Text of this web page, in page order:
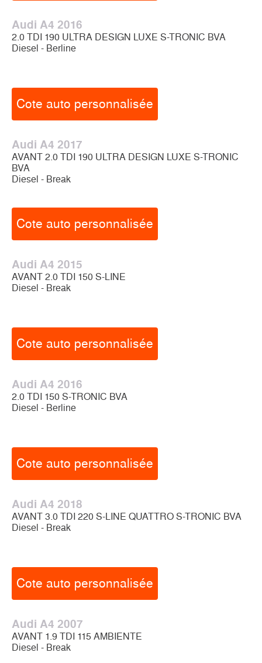
Audi A4 2016
2.0 TDI 190 ULTRA DESIGN LUXE S-TRONIC BVA
Diesel - Berline
Cote auto personnalisée
Audi A4 2017
AVANT 2.0 TDI 190 ULTRA DESIGN LUXE S-TRONIC
BVA
Diesel - Break
Cote auto personnalisée
Audi A4 2015
AVANT 2.0 TDI 150 S-LINE
Diesel - Break
Cote auto personnalisée
Audi A4 2016
2.0 TDI 150 S-TRONIC BVA
Diesel - Berline
Cote auto personnalisée
Audi A4 2018
AVANT 3.0 TDI 220 S-LINE QUATTRO S-TRONIC BVA
Diesel - Break
Cote auto personnalisée
Audi A4 2007
AVANT 1.9 TDI 115 AMBIENTE
Diesel - Break